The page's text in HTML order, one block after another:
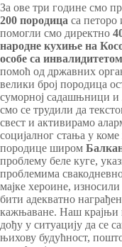
За ове три године смо
200 породица са
помогли смо директно
народне кухиње на
особе са инвалидитетом
помоћ од државних
велики број породица
суморној садашњници и
смо се трудили да
свест и активирамо
социјалног стања у
породице широм
проблему беле куге,
проблемима
мајке хероине,
бити адекватно
кажњаване. Наш крајњи
дођу у ситуацију да се
њихову будућност,